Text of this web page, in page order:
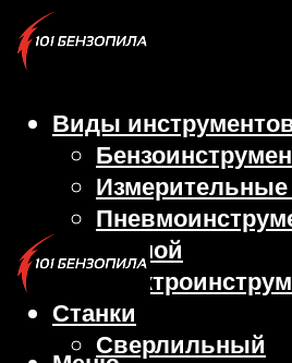
Виды
Ручной
Станки
Сверлильный